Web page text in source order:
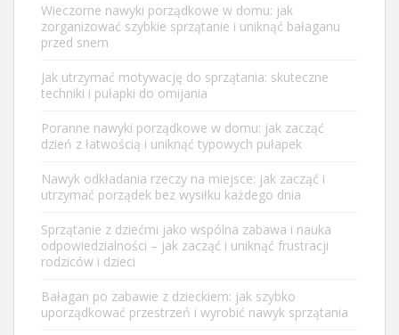
Wieczorne nawyki porządkowe w domu: jak
zorganizować szybkie sprzątanie i uniknąć bałaganu
przed snem
Jak utrzymać motywację do sprzątania: skuteczne
techniki i pułapki do omijania
Poranne nawyki porządkowe w domu: jak zacząć
dzień z łatwością i uniknąć typowych pułapek
Nawyk odkładania rzeczy na miejsce: jak zacząć i
utrzymać porządek bez wysiłku każdego dnia
Sprzątanie z dziećmi jako wspólna zabawa i nauka
odpowiedzialności – jak zacząć i uniknąć frustracji
rodziców i dzieci
Bałagan po zabawie z dzieckiem: jak szybko
uporządkować przestrzeń i wyrobić nawyk sprzątania